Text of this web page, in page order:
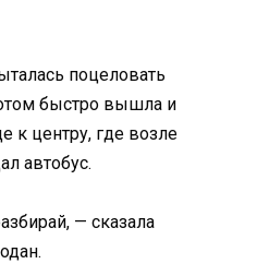
поцеловать
быстро вышла и
к центру, где возле
автобус.
— сказала